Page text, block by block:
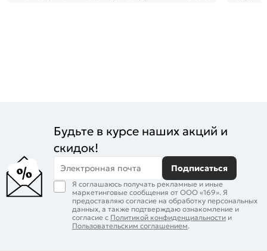
Будьте в курсе наших акций и
скидок!
Электронная почта Подписаться
Я соглашаюсь получать рекламные и иные
маркетинговые сообщения от ООО «169». Я
предоставляю согласие на обработку персональных
данных, а также подтверждаю ознакомление и
согласие с Политикой конфиденциальности и
Пользовательским соглашением.